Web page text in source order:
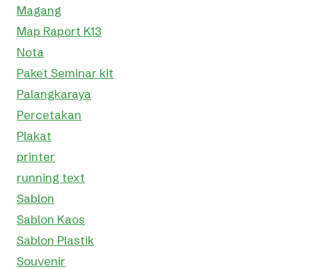
Magang
Map Raport K13
Nota
Paket Seminar kit
Palangkaraya
Percetakan
Plakat
printer
running text
Sablon
Sablon Kaos
Sablon Plastik
Souvenir